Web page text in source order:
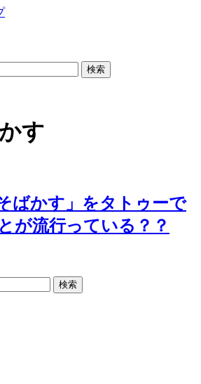
す
ばかす」をタトゥーで
が流行っている？？